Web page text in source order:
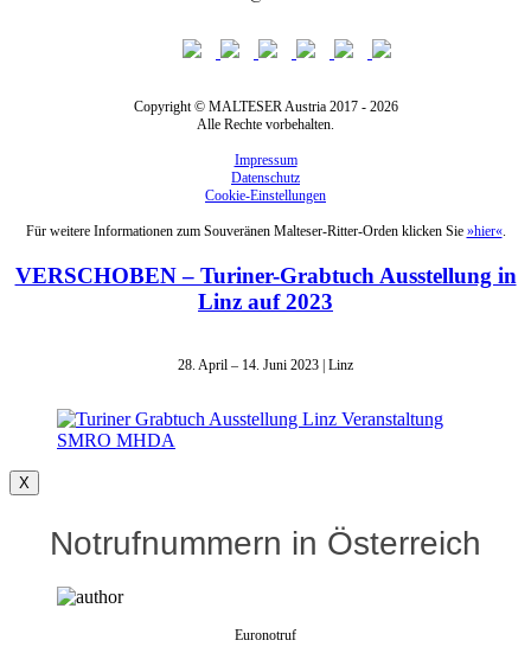
Copyright © MALTESER Austria 2017 - 2026
Alle Rechte vorbehalten.
Impressum
Datenschutz
Cookie-Einstellungen
Für weitere Informationen zum Souveränen Malteser-Ritter-Orden klicken Sie »hier«.
VERSCHOBEN – Turiner-Grabtuch Ausstellung in
Linz auf 2023
28. April – 14. Juni 2023 | Linz
X
Notrufnummern in Österreich
Euronotruf